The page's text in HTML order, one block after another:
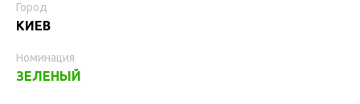
Город
КИЕВ
Номинация
ЗЕЛЕНЫЙ